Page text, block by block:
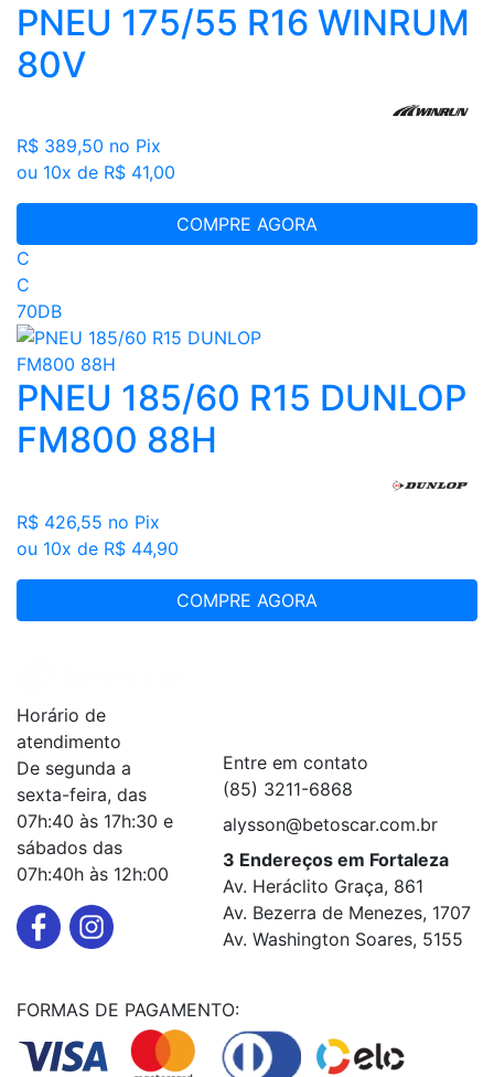
PNEU 175/55 R16 WINRUM
80V
R$ 389,50 no Pix
ou 10x de R$ 41,00
COMPRE AGORA
C
C
70DB
PNEU 185/60 R15 DUNLOP
FM800 88H
R$ 426,55 no Pix
ou 10x de R$ 44,90
COMPRE AGORA
Horário de
atendimento
De segunda a
sexta-feira, das
07h:40 às 17h:30 e
sábados das
07h:40h às 12h:00
Entre em contato
(85) 3211-6868
alysson@betoscar.com.br
3 Endereços em Fortaleza
Av. Heráclito Graça, 861
Av. Bezerra de Menezes, 1707
Av. Washington Soares, 5155
FORMAS DE PAGAMENTO: